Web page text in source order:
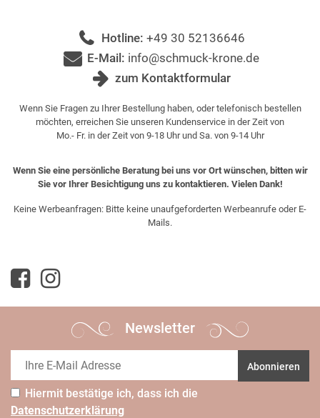
Hotline: +49 30 52136646
E-Mail: info@schmuck-krone.de
zum Kontaktformular
Wenn Sie Fragen zu Ihrer Bestellung haben, oder telefonisch bestellen
möchten, erreichen Sie unseren Kundenservice in der Zeit von
Mo.- Fr. in der Zeit von 9-18 Uhr und Sa. von 9-14 Uhr
Wenn Sie eine persönliche Beratung bei uns vor Ort wünschen, bitten wir
Sie vor Ihrer Besichtigung uns zu kontaktieren. Vielen Dank!
Keine Werbeanfragen: Bitte keine unaufgeforderten Werbeanrufe oder E-
Mails.
Newsletter
Abonnieren
Hiermit bestätige ich, dass ich die
Daten­schutz­erklärung